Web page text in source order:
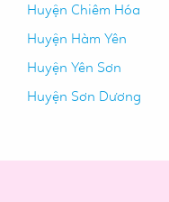
Huyện Chiêm Hóa
Huyện Hàm Yên
Huyện Yên Sơn
Huyện Sơn Dương